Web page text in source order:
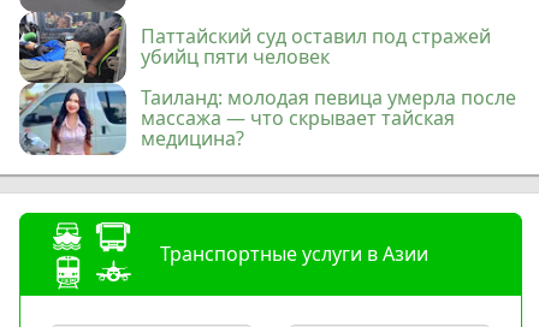
Паттайский суд оставил под стражей
убийц пяти человек
Таиланд: молодая певица умерла после
массажа — что скрывает тайская
медицина?
Транспортные услуги в Азии